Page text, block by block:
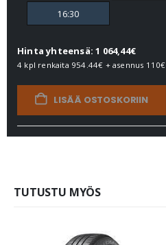
16:30
Hinta yhteensä: 1 064,44€
4 kpl renkaita 954.44€ + asennus 110€
LISÄÄ OSTOSKORIIN
TUTUSTU MYÖS